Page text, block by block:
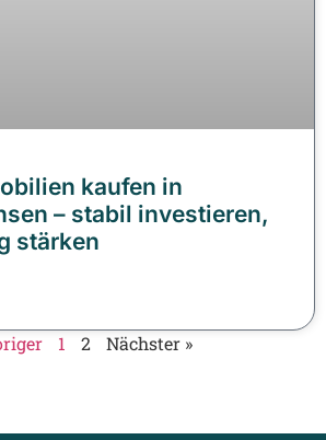
kaufen in
– stabil investieren,
stärken
1 2 Nächster »